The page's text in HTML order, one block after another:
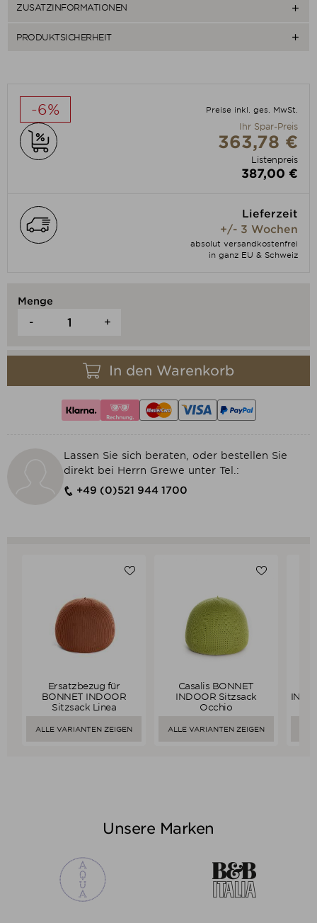
ZUSATZINFORMATIONEN 
PRODUKTSICHERHEIT 
-6% Preise inkl. ges. MwSt.
Ihr Spar-Preis
363,78 €
Listenpreis
387,00 €
Lieferzeit
+/- 3 Wochen
absolut versandkostenfrei
in ganz EU & Schweiz
Menge
- +
In den Warenkorb
Lassen Sie sich beraten, oder bestellen Sie
direkt bei Herrn Grewe unter Tel.:
+49 (0)521 944 1700
Verkaufspreis
ab 387,00 €
Preis
363,78 €
Ersatzbezug für
BONNET INDOOR
Sitzsack Linea
ALLE VARIANTEN ZEIGEN
Verkaufspreis
ab 446,00 €
Preis
419,24 €
Casalis BONNET
INDOOR Sitzsack
Occhio
ALLE VARIANTEN ZEIGEN
Unsere Marken